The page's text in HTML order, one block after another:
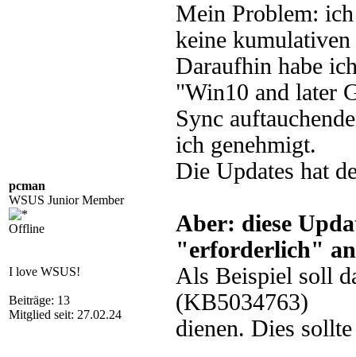
pcman
WSUS Junior Member
Offline
I love WSUS!
Beiträge: 13
Mitglied seit: 27.02.24
Mein Problem: ich
keine
Daraufhin habe
"Win10 and later
Sync
ich genehmigt.
Die Updates hat
Aber: diese
"erforderlich"
Als Beispiel soll
(KB5034763)
dienen. Dies